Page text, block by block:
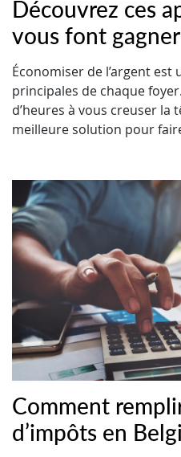
Découvrez ces
vous font
Économiser de l’argent est
principales de chaque
d’heures à vous creuser la
meilleure solution pour
Comment
d’impôts en